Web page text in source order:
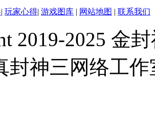
| 玩家心得| 游戏图库 | 网站地图 | 联系我们
2019-2025 金
封神三网络工